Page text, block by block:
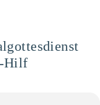
Hilf